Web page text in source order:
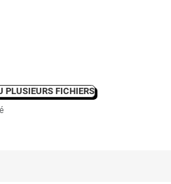
PLUSIEURS FICHIERS